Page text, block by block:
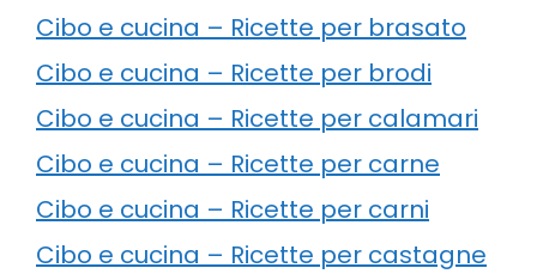
Cibo e cucina – Ricette per brasato
Cibo e cucina – Ricette per brodi
Cibo e cucina – Ricette per calamari
Cibo e cucina – Ricette per carne
Cibo e cucina – Ricette per carni
Cibo e cucina – Ricette per castagne